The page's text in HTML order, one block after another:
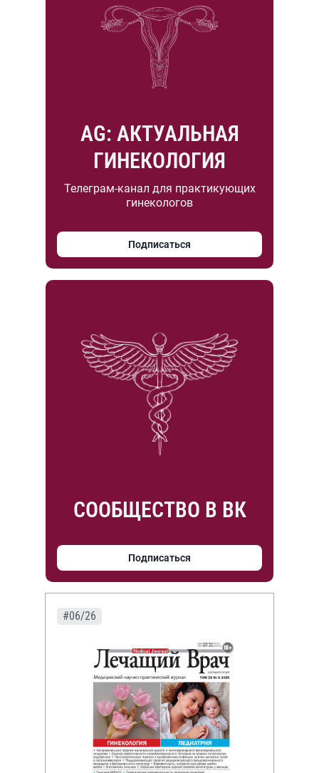
AG: АКТУАЛЬНАЯ
ГИНЕКОЛОГИЯ
Телеграм-канал для практикующих
гинекологов
Подписаться
СООБЩЕСТВО В ВК
Подписаться
#06/26